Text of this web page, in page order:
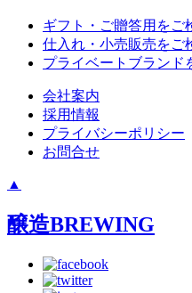
ギフト・ご贈答用をご
仕入れ・小売販売をご
プライベートブランド
会社案内
採用情報
プライバシーポリシー
お問合せ
▲
醸造BREWING